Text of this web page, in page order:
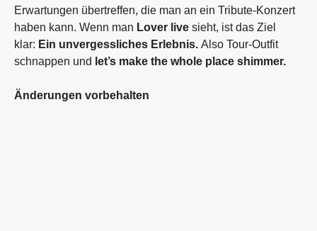
Erwartungen übertreffen, die man an ein Tribute-Konzert
haben kann. Wenn man Lover live sieht, ist das Ziel
klar: Ein unvergessliches Erlebnis. Also Tour-Outfit
schnappen und let’s make the whole place shimmer.
Änderungen vorbehalten